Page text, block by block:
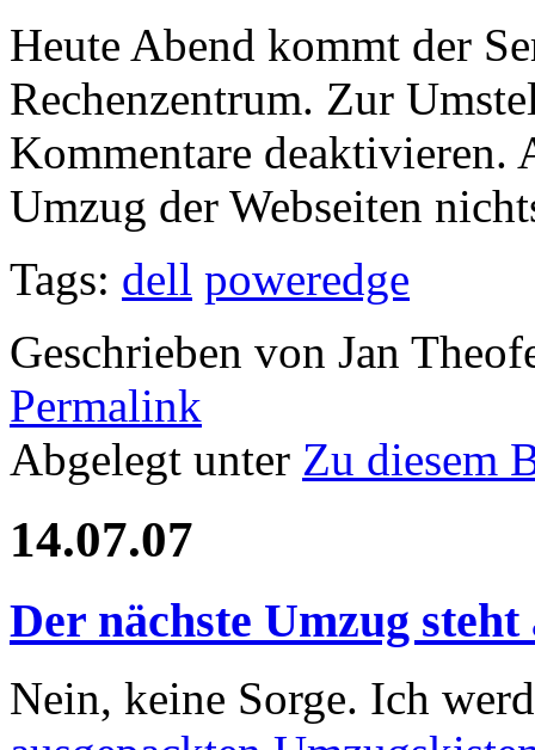
Heute Abend kommt der
Rechenzentrum. Zur
Kommentare deaktivieren.
Umzug der Webseiten
Tags: dell poweredge
Geschrieben von Jan
Permalink
Abgelegt unter Zu diesem
14.07.07
Der nächste Umzug steht
Nein, keine Sorge. Ich